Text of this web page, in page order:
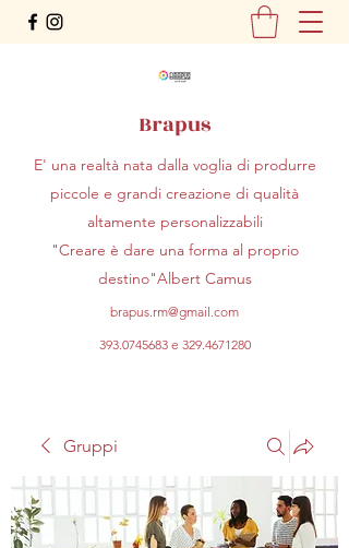
Brapus
E' una realtà nata dalla voglia di produrre
piccole e grandi creazione di qualità
altamente personalizzabili
"Creare è dare una forma al proprio
destino"Albert Camus
brapus.rm@gmail.com
393.0745683e 329.4671280
Gruppi